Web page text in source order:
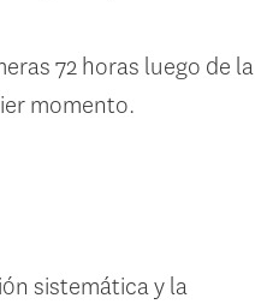
72 horas luego de la
momento.
sistemática y la